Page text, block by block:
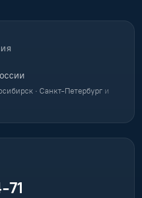
· Санкт-Петербург и
71